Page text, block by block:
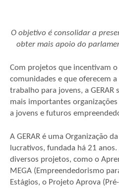
O objetivo é consolidar a
obter mais apoio do
Com projetos que incentivam
comunidades e que oferecem
trabalho para jovens, a GERAR
mais importantes
a jovens e futuros
A GERAR é uma Organização
lucrativos, fundada há 21
diversos projetos, como o
MEGA (Empreendedorismo
Estágios, o Projeto Aprova